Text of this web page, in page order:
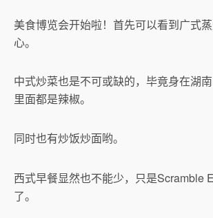
美食博览会开始啦！首先可以看到广式
心。
中式炒菜也是不可或缺的，毕竟身在湖
里面都是辣椒。
同时也有炒饭炒面哟。
西式早餐显然也不能少，只是Scramble
了。